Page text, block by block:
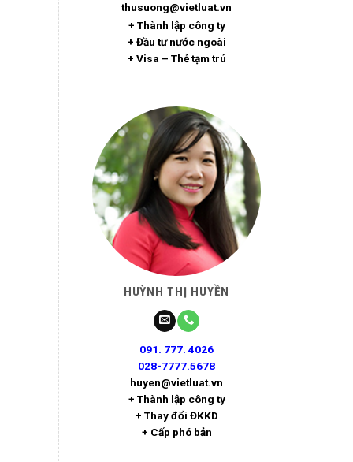
thusuong@vietluat.vn
+ Thành lập công ty
+ Đầu tư nước ngoài
+ Visa – Thẻ tạm trú
HUỲNH THỊ HUYỀN
091. 777. 4026
028-7777.5678
huyen@vietluat.vn
+ Thành lập công ty
+ Thay đổi ĐKKD
+ Cấp phó bản